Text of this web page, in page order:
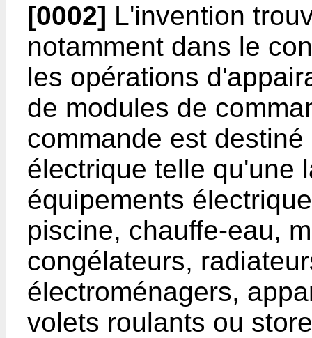
[0002] L'invention
notamment dans le
les opérations
de modules de
commande est
électrique telle qu'une
équipements
piscine, chauffe-eau,
congélateurs,
électroménagers,
volets roulants ou